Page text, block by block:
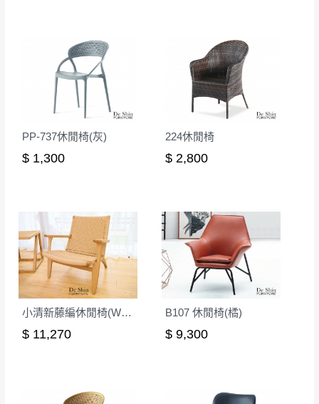
法順利配送，本公司除了盡最大努力完成配送外，視
狀況保有出貨的權利。
保護物流人員的工作安全，賣家無提供吊掛服務，若
需以吊車或其他的吊掛方式吊運，費用將由買方自行
支付。
商品，無法指定特定時間送達，司機當天到貨前皆會
如遇自然災害、政府宣布之災害警報等不可抗力情
事，而危及運送人員輸送之安全，本司得視狀況延後
或停止運送服務。
百貨公司配送暫無法配合開店前、閉店後時段，並送
至百貨公司卸貨區為限，恕無法送至指定樓面。
遇百貨周年慶期間，恕暫停百貨公司相關運送 》
無回收家具服務，若需回收家俱可聯絡當地請清潔隊
若發生非本司因素致使之汙損破壞，恕無法
辦理退換貨。
台北市、新北市地區固定每周(三)、(日)兩天
收送貨，敬請見諒！
本公司部份商品無維修服務，超過7日鑑賞
期，商品使用年限，因客人使用習慣、居家
環境不同。若屬人為因素導致商品損壞、零
會進行維修)。
到貨7日內為鑑賞期(注意:鑑賞期非試用期)，
若非商品品質瑕疵問題於鑑賞期內退貨之情
形，我們需酌收退貨運費。
如欲放置營業場所及公開場合之商品則無享
有商品一年保固之服務。
▪️訂單成立 時請儘速於三日內完成付款，
日內若未接獲您的匯款或轉帳通知，商品將不
PP-737休閒椅(灰)
$ 1,300
224休閒椅
$ 2,800
小清新藤編休閒椅(WS-086)
$ 11,270
B107 休閒椅(橘)
$ 9,300